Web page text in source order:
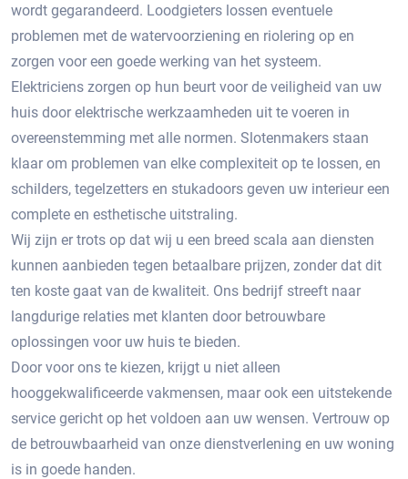
wordt gegarandeerd. Loodgieters lossen eventuele
problemen met de watervoorziening en riolering op en
zorgen voor een goede werking van het systeem.
Elektriciens zorgen op hun beurt voor de veiligheid van uw
huis door elektrische werkzaamheden uit te voeren in
overeenstemming met alle normen. Slotenmakers staan ​​
klaar om problemen van elke complexiteit op te lossen, en
schilders, tegelzetters en stukadoors geven uw interieur een
complete en esthetische uitstraling.
Wij zijn er trots op dat wij u een breed scala aan diensten
kunnen aanbieden tegen betaalbare prijzen, zonder dat dit
ten koste gaat van de kwaliteit. Ons bedrijf streeft naar
langdurige relaties met klanten door betrouwbare
oplossingen voor uw huis te bieden.
Door voor ons te kiezen, krijgt u niet alleen
hooggekwalificeerde vakmensen, maar ook een uitstekende
service gericht op het voldoen aan uw wensen. Vertrouw op
de betrouwbaarheid van onze dienstverlening en uw woning
is in goede handen.